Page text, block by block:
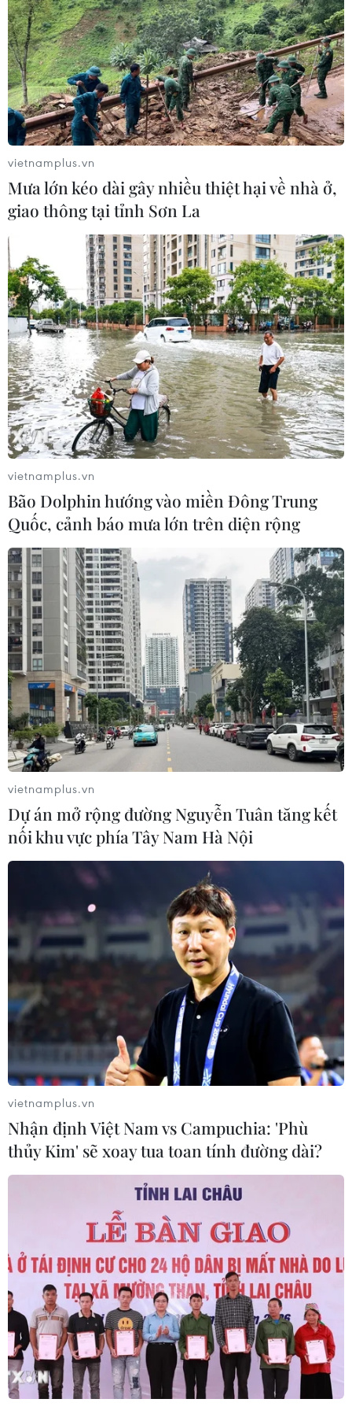
TIN CÙNG CHUYÊN MỤC
Mưa lớn gây ngập lụt, chia cắt nhiều
khu vực ở Nghệ An
06/08/2026 13:06
vietnamplus.vn
Mưa lớn kéo dài gây nhiều thiệt hại về nhà ở,
giao thông tại tỉnh Sơn La
vietnamplus.vn
Bão Dolphin hướng vào miền Đông Trung
Quốc, cảnh báo mưa lớn trên diện rộng
vietnamplus.vn
Dự án mở rộng đường Nguyễn Tuân tăng kết
nối khu vực phía Tây Nam Hà Nội
vietnamplus.vn
Nhận định Việt Nam vs Campuchia: 'Phù
thủy Kim' sẽ xoay tua toan tính đường dài?